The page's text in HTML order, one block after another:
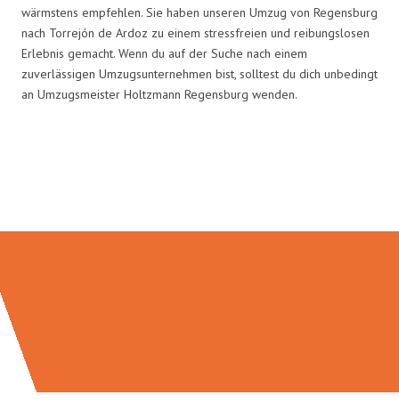
wärmstens empfehlen. Sie haben unseren Umzug von Regensburg
nach Torrejón de Ardoz zu einem stressfreien und reibungslosen
Erlebnis gemacht. Wenn du auf der Suche nach einem
zuverlässigen Umzugsunternehmen bist, solltest du dich unbedingt
an Umzugsmeister Holtzmann Regensburg wenden.